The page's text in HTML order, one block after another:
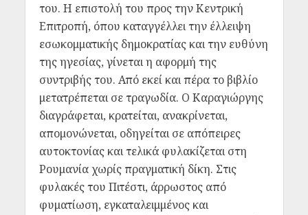
του. Η επιστολή του προς την Κεντρική
Επιτροπή, όπου καταγγέλλει την έλλειψη
εσωκομματικής δημοκρατίας και την ευθύνη
της ηγεσίας, γίνεται η αφορμή της
συντριβής του. Από εκεί και πέρα το βιβλίο
μετατρέπεται σε τραγωδία. Ο Καραγιώργης
διαγράφεται, κρατείται, ανακρίνεται,
απομονώνεται, οδηγείται σε απόπειρες
αυτοκτονίας και τελικά φυλακίζεται στη
Ρουμανία χωρίς πραγματική δίκη. Στις
φυλακές του Πιτέστι, άρρωστος από
φυματίωση, εγκαταλειμμένος και